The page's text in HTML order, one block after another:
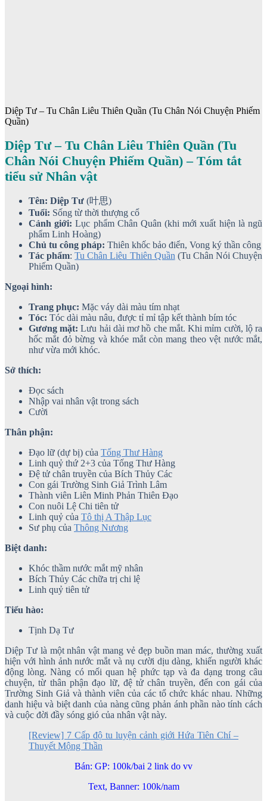
Diệp Tư – Tu Chân Liêu Thiên Quần (Tu Chân Nói Chuyện Phiếm
Quần)
Diệp Tư – Tu Chân Liêu Thiên Quần (Tu
Chân Nói Chuyện Phiếm Quần) – Tóm tắt
tiểu sử Nhân vật
Tên: Diệp Tư (叶思)
Tuổi: Sống từ thời thượng cổ
Cảnh giới: Lục phẩm Chân Quân (khi mới xuất hiện là ngũ
phẩm Linh Hoàng)
Chủ tu công pháp: Thiên khốc bảo điển, Vong ký thần công
Tác phẩm:Tu Chân Liêu Thiên Quần (Tu Chân Nói Chuyện
Phiếm Quần)
Ngoại hình:
Trang phục: Mặc váy dài màu tím nhạt
Tóc: Tóc dài màu nâu, được tỉ mỉ tập kết thành bím tóc
Gương mặt: Lưu hải dài mơ hồ che mắt. Khi mỉm cười, lộ ra
hốc mắt đỏ bừng và khóe mắt còn mang theo vệt nước mắt,
như vừa mới khóc.
Sở thích:
Đọc sách
Nhập vai nhân vật trong sách
Cười
Thân phận:
Đạo lữ (dự bị) của Tống Thư Hàng
Linh quỷ thứ 2+3 của Tống Thư Hàng
Đệ tử chân truyền của Bích Thủy Các
Con gái Trường Sinh Giả Trình Lâm
Thành viên Liên Minh Phản Thiên Đạo
Con nuôi Lệ Chi tiên tử
Linh quỷ của Tô thị A Thập Lục
Sư phụ của Thông Nương
Biệt danh:
Khóc thầm nước mắt mỹ nhân
Bích Thủy Các chữa trị chi lệ
Linh quỷ tiên tử
Tiểu hào:
Tịnh Dạ Tư
Diệp Tư là một nhân vật mang vẻ đẹp buồn man mác, thường xuất
hiện với hình ảnh nước mắt và nụ cười dịu dàng, khiến người khác
động lòng. Nàng có mối quan hệ phức tạp và đa dạng trong câu
chuyện, từ thân phận đạo lữ, đệ tử chân truyền, đến con gái của
Trường Sinh Giả và thành viên của các tổ chức khác nhau. Những
danh hiệu và biệt danh của nàng cũng phản ánh phần nào tính cách
và cuộc đời đầy sóng gió của nhân vật này.
[Review] 7 Cấp độ tu luyện cảnh giới Hứa Tiên Chí –
Thuyết Mộng Thần
Bán: GP: 100k/bai 2 link do vv
Text, Banner: 100k/nam